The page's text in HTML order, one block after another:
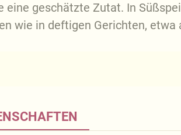
eine geschätzte Zutat. In
wie in deftigen Gerichten, etwa